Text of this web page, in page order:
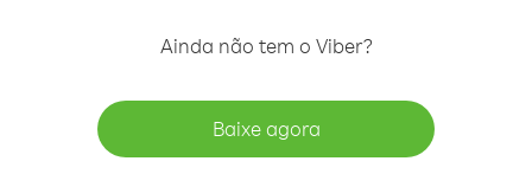
Ainda não tem o Viber?
Baixe agora